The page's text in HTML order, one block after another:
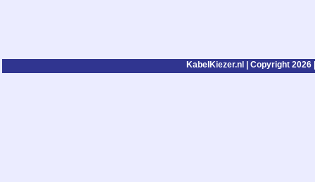
KabelKiezer.nl | Copyright 2026